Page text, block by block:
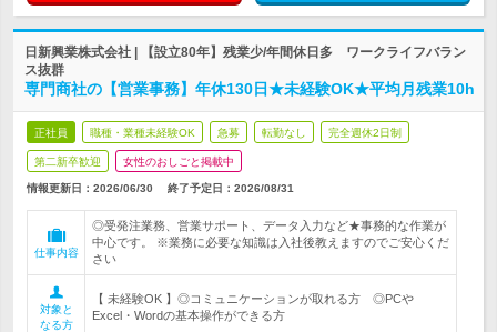
日新興業株式会社 | 【設立80年】残業少/年間休日多 ワークライフバラン
ス抜群
専門商社の【営業事務】年休130日★未経験OK★平均月残業10h
正社員 職種・業種未経験OK 急募 転勤なし 完全週休2日制
第二新卒歓迎 女性のおしごと掲載中
情報更新日：2026/06/30 終了予定日： 2026/08/31
仕事内容
◎受発注業務、営業サポート、データ入力など★事務的な作業が
中心です。 ※業務に必要な知識は入社後教えますのでご安心くだ
さい
対象と
なる方
【 未経験OK 】◎コミュニケーションが取れる方 ◎PCや
Excel・Wordの基本操作ができる方